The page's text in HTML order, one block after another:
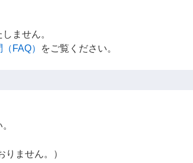
ません。
FAQ） をご覧ください。
ません。）